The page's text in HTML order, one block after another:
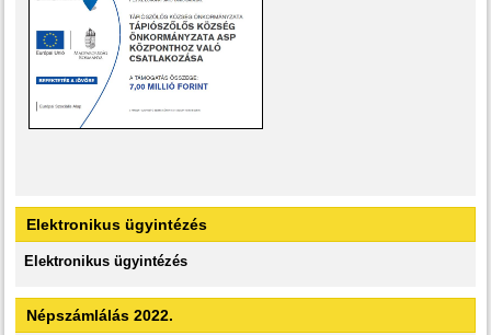
Elektronikus ügyintézés
Elektronikus ügyintézés
Népszámlálás 2022.